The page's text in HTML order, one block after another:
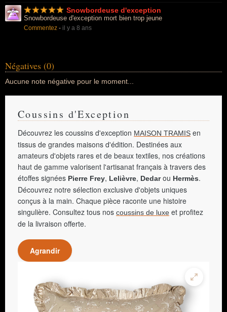
Snowbordeuse d'exception
Snowbordeuse d'exception mort bien trop jeune
Commentez - il y a 8 ans
Négatives (0)
Aucune note négative pour le moment...
Coussins d'Exception
Découvrez les coussins d'exception MAISON TRAMIS en
tissus de grandes maisons d'édition. Destinées aux
amateurs d'objets rares et de beaux textiles, nos créations
haut de gamme valorisent l'artisanat français à travers des
étoffes signées Pierre Frey, Lelièvre, Dedarou Hermès.
Découvrez notre sélection exclusive d'objets uniques
conçus à la main. Chaque pièce raconte une histoire
singulière. Consultez tous nos coussins de luxe et profitez
de la livraison offerte.
Agrandir